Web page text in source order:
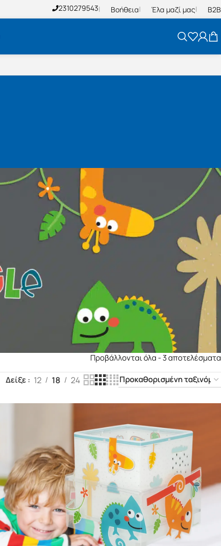
2310279543 Βοήθεια Έλα μαζί μας B2B
Προβάλλονται όλα - 3 αποτελέσματα
Δείξε 12 18 24